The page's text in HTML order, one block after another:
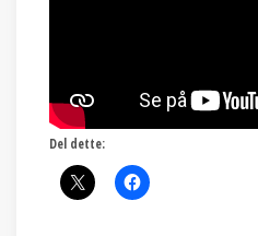
Del dette: